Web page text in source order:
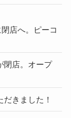
店へ。ピーコ
閉店。オープ
きました！